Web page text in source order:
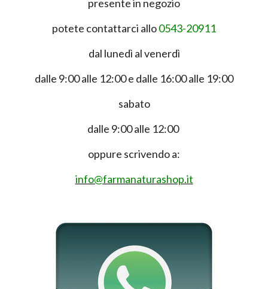
presente in negozio
potete contattarci allo0543-20911
dal lunedì al venerdì
dalle 9:00 alle 12:00 e dalle 16:00 alle 19:00
sabato
dalle 9:00 alle 12:00
oppure scrivendo a:
info@farmanaturashop.it